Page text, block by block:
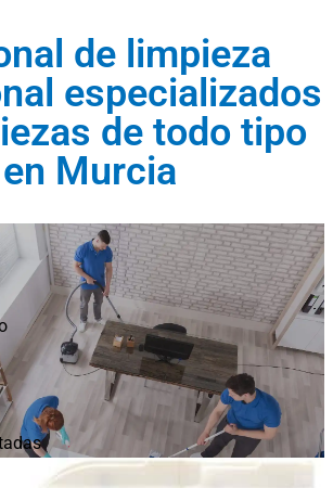
de limpieza
especializados
de todo tipo
en Murcia